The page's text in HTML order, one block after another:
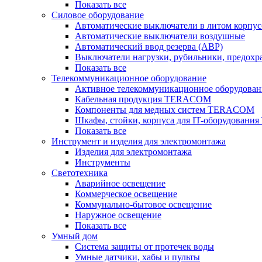
Показать все
Силовое оборудование
Автоматические выключатели в литом
Автоматические выключатели воздушные
Автоматический ввод резерва (АВР)
Выключатели нагрузки, рубильники,
Показать все
Телекоммуникационное оборудование
Активное телекоммуникационное
Кабельная продукция TERACOM
Компоненты для медных систем TERACOM
Шкафы, стойки, корпуса для IT-
Показать все
Инструмент и изделия для электромонтажа
Изделия для электромонтажа
Инструменты
Светотехника
Аварийное освещение
Коммерческое освещение
Коммунально-бытовое освещение
Наружное освещение
Показать все
Умный дом
Система защиты от протечек воды
Умные датчики, хабы и пульты